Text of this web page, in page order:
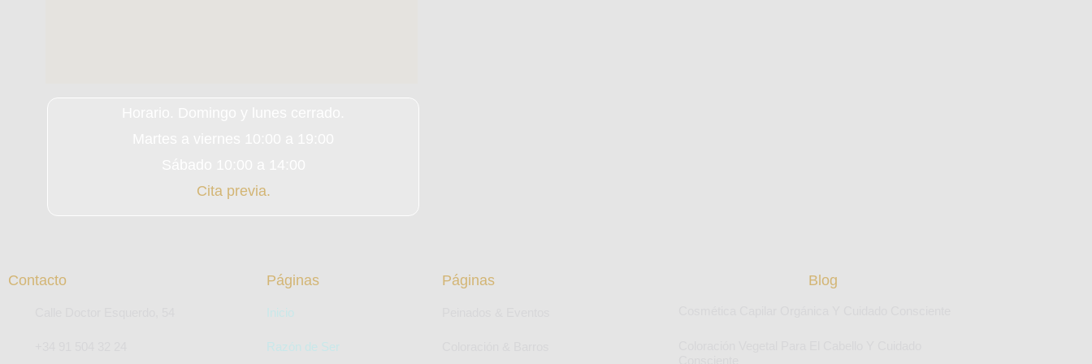
Cita previa.
Contacto Páginas
Inicio
Razón de Ser
Páginas Blog